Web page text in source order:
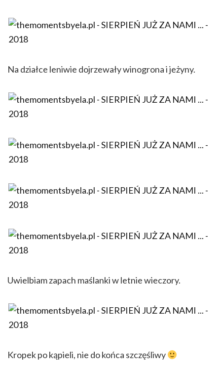
Na działce leniwie dojrzewały winogrona i jeżyny.
Uwielbiam zapach maślanki w letnie wieczory.
Kropek po kąpieli, nie do końca szczęśliwy